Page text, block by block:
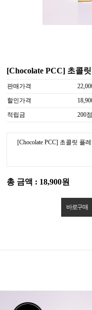
[Chocolate PCC] 초콜
판매가격
할인가격
적립금
200점
[Chocolate PCC] 초콜릿 플
총 금액 : 18,900원